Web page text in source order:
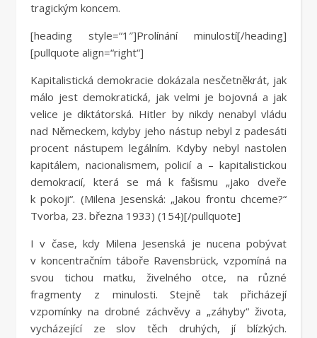
tragickým koncem.
[heading style=“1″]Prolínání minulostí[/heading]
[pullquote align=“right“]
Kapitalistická demokracie dokázala nesčetněkrát, jak
málo jest demokratická, jak velmi je bojovná a jak
velice je diktátorská. Hitler by nikdy nenabyl vládu
nad Německem, kdyby jeho nástup nebyl z padesáti
procent nástupem legálním. Kdyby nebyl nastolen
kapitálem, nacionalismem, policií a – kapitalistickou
demokracií, která se má k fašismu „jako dveře
k pokoji“. (Milena Jesenská: „Jakou frontu chceme?“
Tvorba, 23. března 1933) (154)[/pullquote]
I v čase, kdy Milena Jesenská je nucena pobývat
v koncentračním táboře Ravensbrück, vzpomíná na
svou tichou matku, živelného otce, na různé
fragmenty z minulosti. Stejně tak přicházejí
vzpomínky na drobné záchvěvy a „záhyby“ života,
vycházející ze slov těch druhých, jí blízkých.